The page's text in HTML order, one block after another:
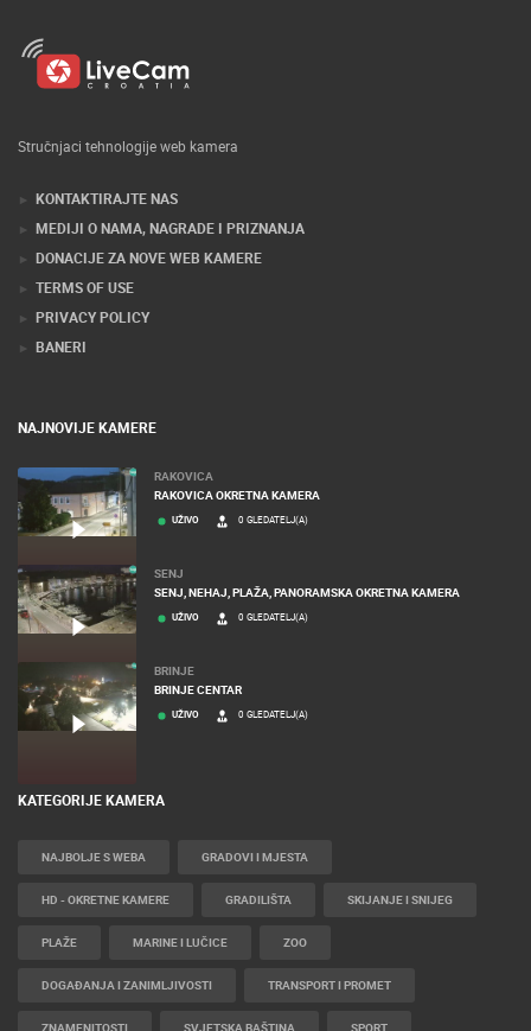
Stručnjaci tehnologije web kamera
KONTAKTIRAJTE NAS
MEDIJI O NAMA, NAGRADE I PRIZNANJA
DONACIJE ZA NOVE WEB KAMERE
TERMS OF USE
PRIVACY POLICY
BANERI
NAJNOVIJE KAMERE
RAKOVICA
RAKOVICA OKRETNA KAMERA
UŽIVO 0 GLEDATELJ(A)
SENJ
SENJ, NEHAJ, PLAŽA, PANORAMSKA OKRETNA KAMERA
UŽIVO 0 GLEDATELJ(A)
BRINJE
BRINJE CENTAR
UŽIVO 0 GLEDATELJ(A)
KATEGORIJE KAMERA
NAJBOLJE S WEBA GRADOVI I MJESTA
HD - OKRETNE KAMERE GRADILIŠTA SKIJANJE I SNIJEG
PLAŽE MARINE I LUČICE ZOO
DOGAĐANJA I ZANIMLJIVOSTI TRANSPORT I PROMET
ZNAMENITOSTI SVJETSKA BAŠTINA SPORT